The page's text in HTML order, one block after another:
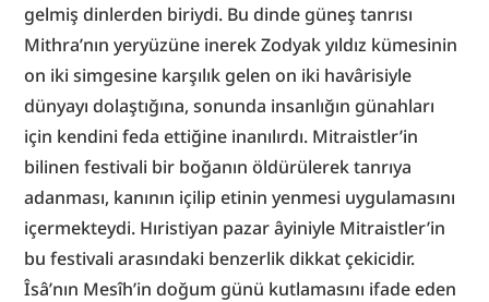
gelmiş dinlerden biriydi. Bu dinde güneş tanrısı
Mithra’nın yeryüzüne inerek Zodyak yıldız kümesinin
on iki simgesine karşılık gelen on iki havârisiyle
dünyayı dolaştığına, sonunda insanlığın günahları
için kendini feda ettiğine inanılırdı. Mitraistler’in
bilinen festivali bir boğanın öldürülerek tanrıya
adanması, kanının içilip etinin yenmesi uygulamasını
içermekteydi. Hıristiyan pazar âyiniyle Mitraistler’in
bu festivali arasındaki benzerlik dikkat çekicidir.
Îsâ’nın Mesîh’in doğum günü kutlamasını ifade eden